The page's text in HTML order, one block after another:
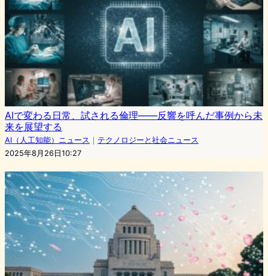
AIで変わる日常、試される倫理――反響を呼んだ事例から未
来を展望する
AI（人工知能）ニュース ｜ テクノロジーと社会ニュース
2025年8月26日10:27